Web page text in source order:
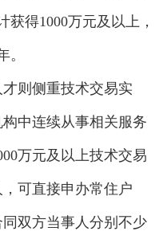
得1000万元及以上，
。
则侧重技术交易实
中连续从事相关服务
万元及以上技术交易
可直接申办常住户
双方当事人分别不少